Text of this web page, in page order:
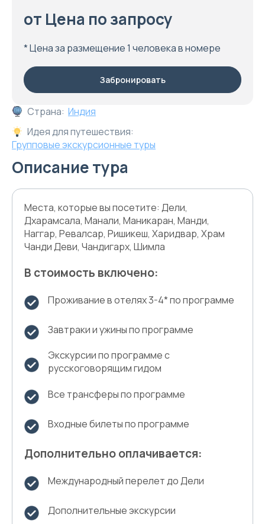
Страна: Индия
Идея для путешествия:
Групповые экскурсионные туры
Описание тура
Места, которые вы посетите: Дели,
Дхарамсала, Манали, Маникаран, Манди,
Наггар, Ревалсар, Ришикеш, Харидвар, Храм
Чанди Деви, Чандигарх, Шимла
В стоимость включено:
Проживание в отелях 3-4* по программе
Завтраки и ужины по программе
Экскурсии по программе с
русскоговорящим гидом
Все трансферы по программе
Входные билеты по программе
Дополнительно оплачивается:
Международный перелет до Дели
Дополнительные экскурсии
от Цена по запросу
* Цена за размещение 1 человека в номере
Забронировать